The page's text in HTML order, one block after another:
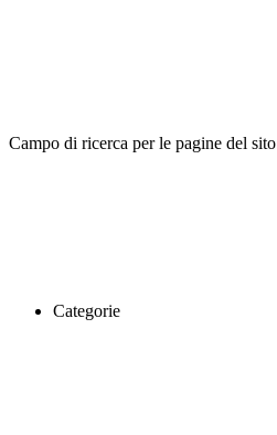
Campo di ricerca per le pagine del sito
Categorie